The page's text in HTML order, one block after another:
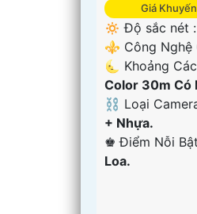
Giá
🔅 Độ sắc nét :
⚜️ Công Nghệ
🌜 Khoảng
Color 30m Có
⛓ Loại
+ Nhựa.
️♚ Điểm Nỗi
Loa.